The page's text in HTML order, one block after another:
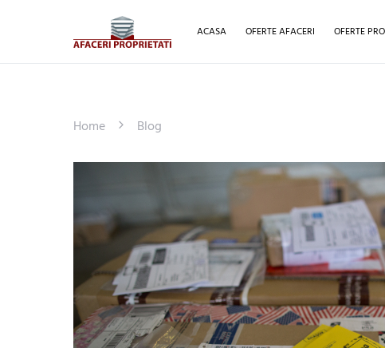
ACASA OFERTE AFACERI OFERTE
Home Blog